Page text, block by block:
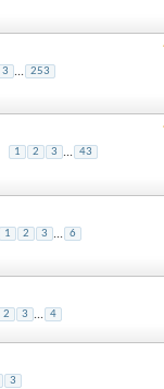
3 ... 253
1 2 3 ... 43
1 2 3 ... 6
2 3 ... 4
3